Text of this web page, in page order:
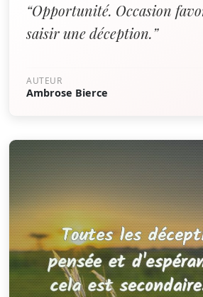
“Opportunité. Occasion
saisir une déception.”
AUTEUR
Ambrose Bierce